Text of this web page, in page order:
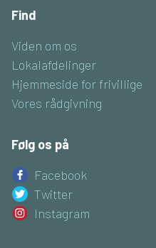
Find
Viden om os
Lokalafdelinger
Hjemmeside for frivillige
Vores rådgivning
Følg os på
Facebook
Twitter
Instagram